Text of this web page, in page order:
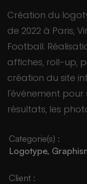
Création du
de 2022 à Paris,
Football.
affiches, roll-up,
création du site
l'événement pour
résultats, les
Categorie(s) :
Logotype,
Client :